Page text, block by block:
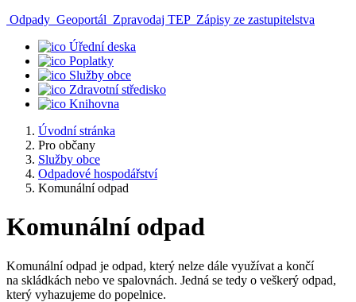
Odpady Geoportál Zpravodaj TEP Zápisy ze zastupitelstva
Úřední deska
Poplatky
Služby obce
Zdravotní středisko
Knihovna
Úvodní stránka
Pro občany
Služby obce
Odpadové hospodářství
Komunální odpad
Komunální odpad
Komunální odpad je odpad, který nelze dále využívat a končí
na skládkách nebo ve spalovnách. Jedná se tedy o veškerý odpad,
který vyhazujeme do popelnice.